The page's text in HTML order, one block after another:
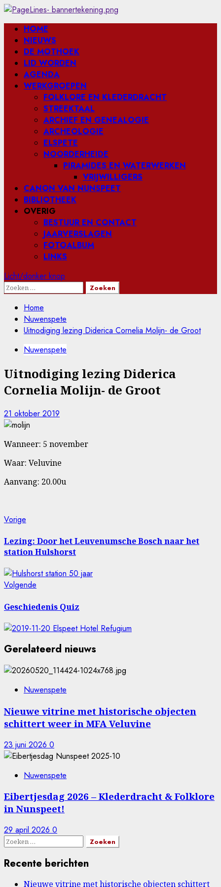
Ga
naar
inhoud
Primair
menu
HOME
NIEUWS
DE MOTHOEK
LID WORDEN
AGENDA
WERKGROEPEN
FOLKLORE EN KLEDERDRACHT
STREEKTAAL
ARCHIEF EN GENEALOGIE
ARCHEOLOGIE
ELSPETE
NOORDERHEIDE
PIRAMIDES EN WATERWERKEN
VRIJWILLIGERS
CANON VAN NUNSPEET
BIBLIOTHEEK
OVERIG
BESTUUR EN CONTACT
JAARVERSLAGEN
FOTOALBUM
LINKS
Licht/donker knop
Zoeken
Home
Nuwenspete
Uitnodiging lezing Diderica Cornelia Molijn- de Groot
Nuwenspete
Uitnodiging lezing Diderica
Cornelia Molijn- de Groot
21 oktober 2019
Wanneer: 5 november
Waar: Veluvine
Aanvang: 20.00u
Bericht
navigatie
Vorige
Lezing: Door het Leuvenumsche Bosch naar het
station Hulshorst
Volgende
Geschiedenis Quiz
Gerelateerd nieuws
Nuwenspete
Nieuwe vitrine met historische objecten
schittert weer in MFA Veluvine
23 juni 2026 0
Nuwenspete
Eibertjesdag 2026 – Klederdracht & Folklore
in Nunspeet!
29 april 2026 0
Zoeken
Recente berichten
Nieuwe vitrine met historische objecten schittert